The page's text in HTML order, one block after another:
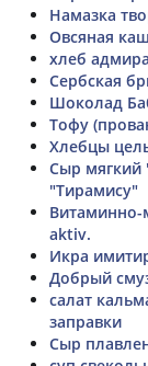
Намазка
Овсяная
хлеб
Сербская
Шоколад
Тофу
Хлебцы
Сыр мягкий
"Тирамису"
Витаминно-
aktiv.
Икра
Добрый
салат
заправки
Сыр